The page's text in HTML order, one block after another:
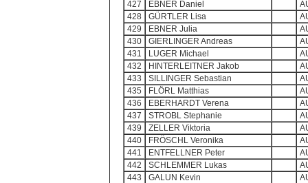
427
EBNER Daniel
428
GÜRTLER Lisa
429
EBNER Julia
430
GIERLINGER Andreas
431
LUGER Michael
432
HINTERLEITNER Jakob
433
SILLINGER Sebastian
435
FLÖRL Matthias
436
EBERHARDT Verena
437
STROBL Stephanie
439
ZELLER Viktoria
440
FRÖSCHL Veronika
441
ENTFELLNER Peter
442
SCHLEMMER Lukas
443
GALUN Kevin